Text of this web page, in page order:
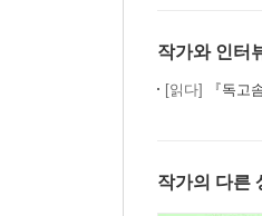
작가와 인터
[읽다] 『독고솜
작가의 다른